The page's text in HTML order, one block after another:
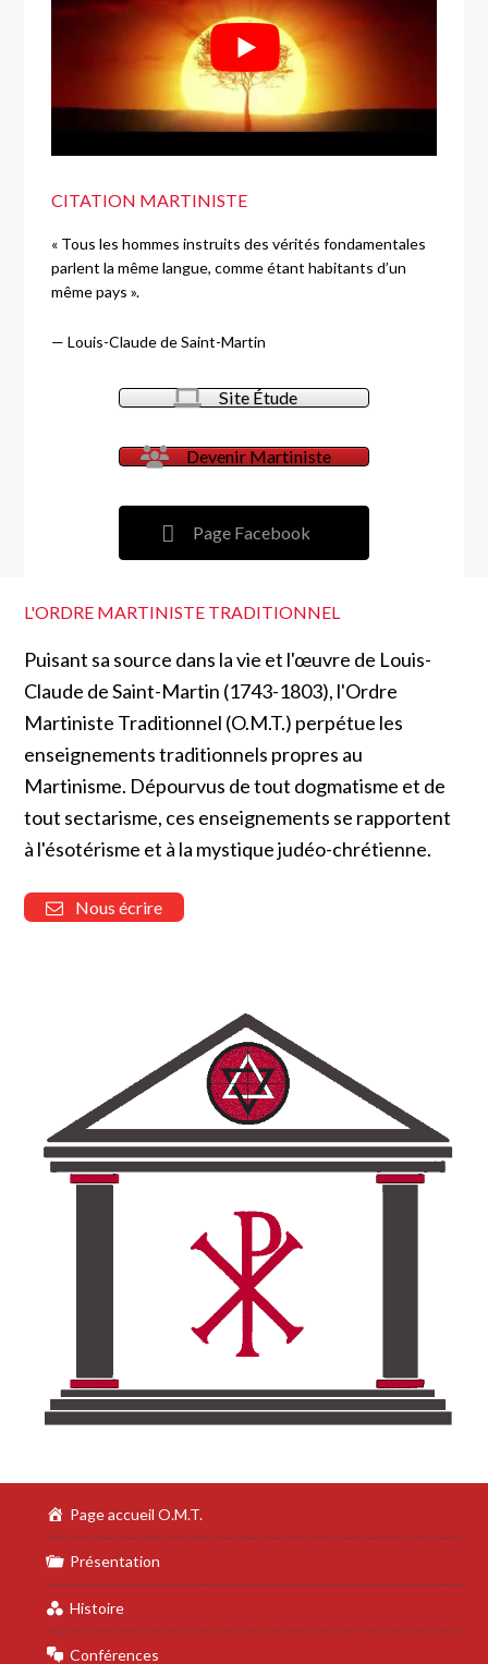
CITATION MARTINISTE
« Tous les hommes instruits des vérités fondamentales
parlent la même langue, comme étant habitants d’un
même pays ».
—Louis-Claude de Saint-Martin
Site Étude
Devenir Martiniste
Page Facebook
L'ORDRE MARTINISTE TRADITIONNEL
Puisant sa source dans la vie et l'œuvre de Louis-
Claude de Saint-Martin (1743-1803), l'Ordre
Martiniste Traditionnel (O.M.T.) perpétue les
enseignements traditionnels propres au
Martinisme. Dépourvus de tout dogmatisme et de
tout sectarisme, ces enseignements se rapportent
à l'ésotérisme et à la mystique judéo-chrétienne.
Nous écrire
Page accueil O.M.T.
Présentation
Histoire
Conférences